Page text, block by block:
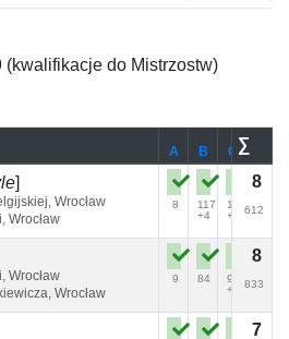
do Mistrzostw)
A B C ∑
]
Wrocław
Wrocław
8
117
+4
19
+1
72
+2
8
612
Wrocław
Wrocław
9 84
95
+2
138
+2
8
833
7